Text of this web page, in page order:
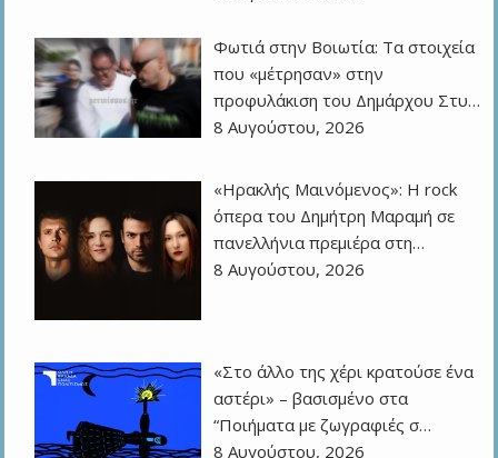
Φωτιά στην Βοιωτία: Τα στοιχεία
που «μέτρησαν» στην
προφυλάκιση του Δημάρχου Στυ…
8 Αυγούστου, 2026
«Ηρακλής Μαινόμενος»: H rock
όπερα του Δημήτρη Μαραμή σε
πανελλήνια πρεμιέρα στη…
8 Αυγούστου, 2026
«Στο άλλο της χέρι κρατούσε ένα
αστέρι» – βασισμένο στα
“Ποιήματα με ζωγραφιές σ…
8 Αυγούστου, 2026